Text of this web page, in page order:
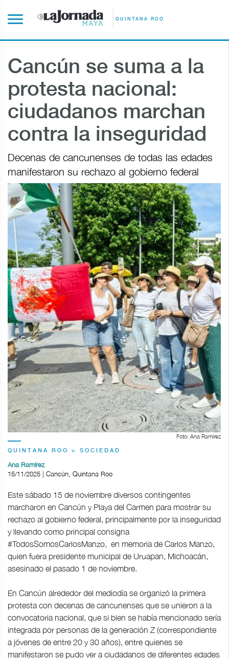
QUINTANA ROO
Cancún se suma a la
protesta nacional:
ciudadanos marchan
contra la inseguridad
Decenas de cancunenses de todas las edades
manifestaron su rechazo al gobierno federal
Foto: Ana Ramírez
QUINTANA ROO > SOCIEDAD
Ana Ramírez
15/11/2025 | Cancún, Quintana Roo
Este sábado 15 de noviembre diversos contingentes
marcharon en Cancún y Playa del Carmen para mostrar su
rechazo al gobierno federal, principalmente por la inseguridad
y llevando como principal consigna
#TodosSomosCarlosManzo, en memoria de Carlos Manzo,
quien fuera presidente municipal de Uruapan, Michoacán,
asesinado el pasado 1 de noviembre.
En Cancún alrededor del mediodía se organizó la primera
protesta con decenas de cancunenses que se unieron a la
convocatoria nacional, que si bien se había mencionado sería
integrada por personas de la generación Z (correspondiente
a jóvenes de entre 20 y 30 años), entre quienes se
manifestaron se pudo ver a ciudadanos de diferentes edades